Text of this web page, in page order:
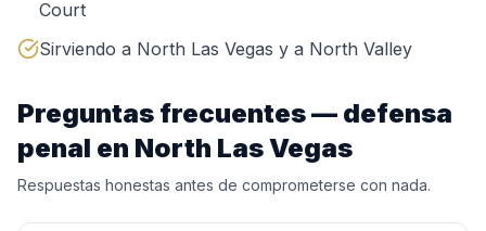
Court
Sirviendo a North Las Vegas y a North Valley
Preguntas frecuentes — defensa
penal en North Las Vegas
Respuestas honestas antes de comprometerse con nada.